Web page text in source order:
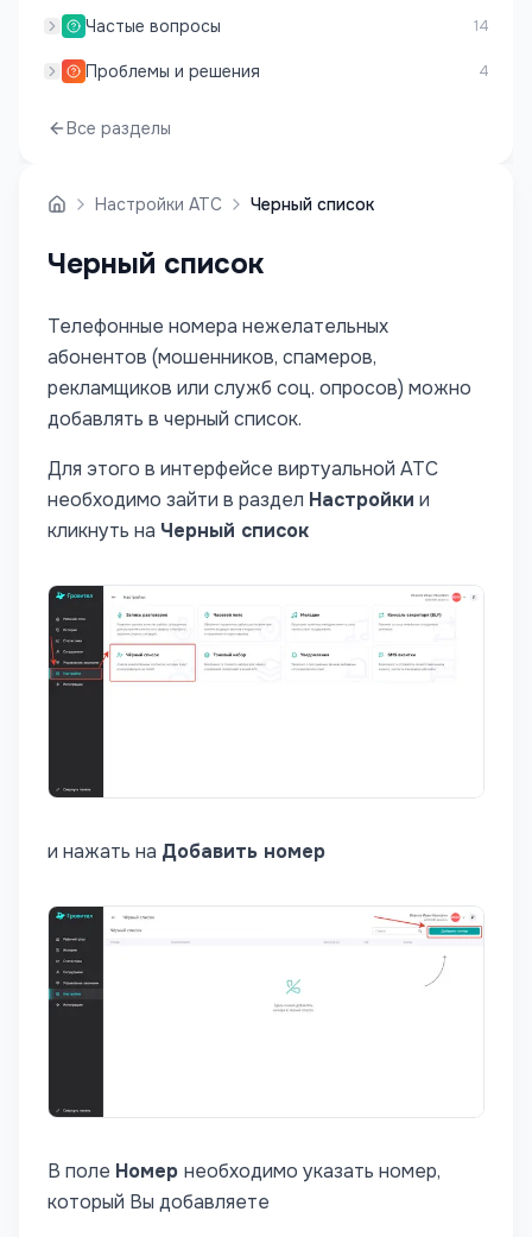
Частые вопросы 14
Проблемы и решения 4
Все разделы
Настройки АТС Черный список
Черный список
Телефонные номера нежелательных
абонентов (мошенников, спамеров,
рекламщиков или служб соц. опросов) можно
добавлять в черный список.
Для этого в интерфейсе виртуальной АТС
необходимо зайти в раздел Настройки и
кликнуть на Черный список
и нажать на Добавить номер
В поле Номер необходимо указать номер,
который Вы добавляете